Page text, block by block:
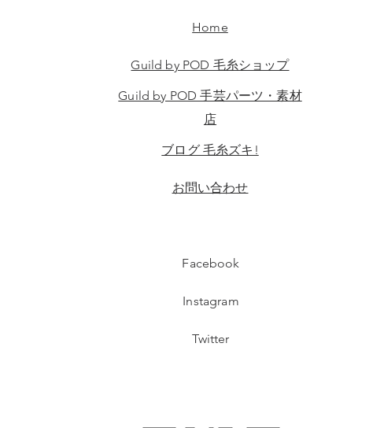
Home
Guild by POD 毛糸ショップ
Guild by POD 手芸パーツ・素材
店
ブログ 毛糸ズキ!
​お問い合わせ
Facebook
Instagram
Twitter